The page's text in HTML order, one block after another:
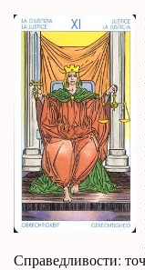
Справедливости: